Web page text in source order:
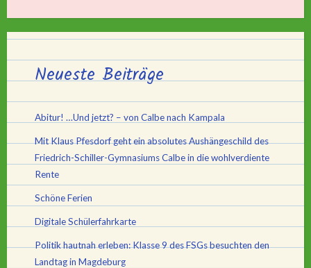
Neueste Beiträge
Abitur! …Und jetzt? – von Calbe nach Kampala
Mit Klaus Pfesdorf geht ein absolutes Aushängeschild des
Friedrich-Schiller-Gymnasiums Calbe in die wohlverdiente
Rente
Schöne Ferien
Digitale Schülerfahrkarte
Politik hautnah erleben: Klasse 9 des FSGs besuchten den
Landtag in Magdeburg